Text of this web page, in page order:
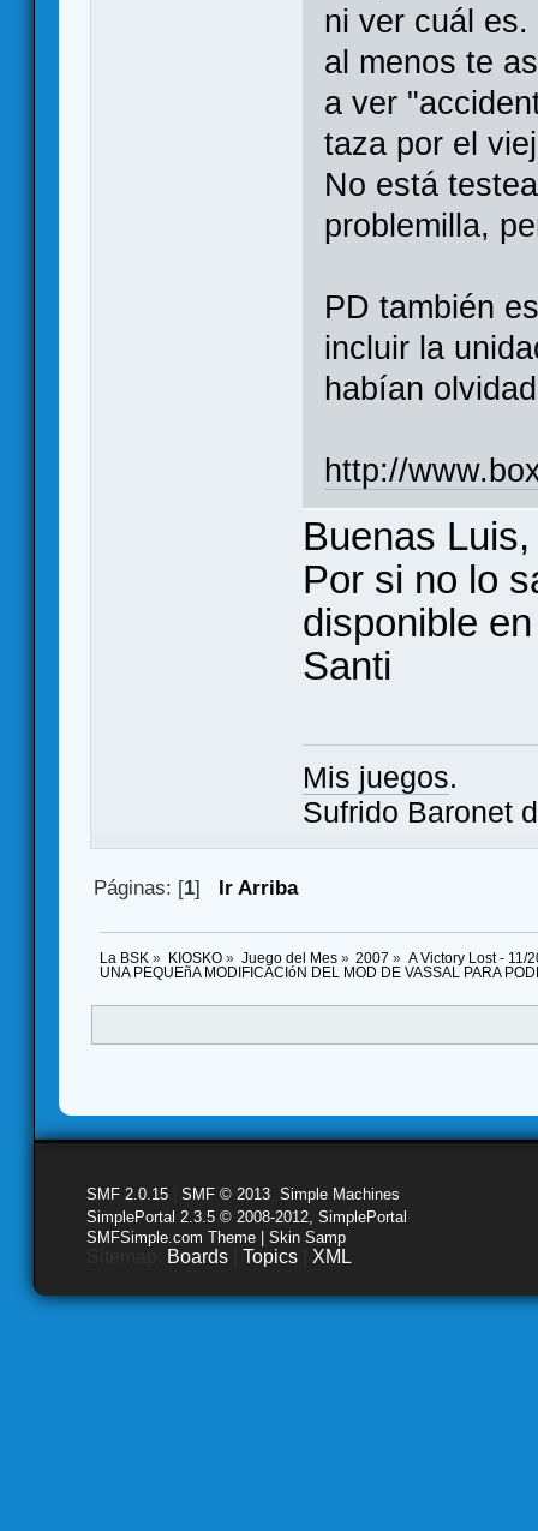
ni ver cuál
al menos te
a ver
taza por el
No está
problemilla,
PD también
incluir la
habían
http://
Buenas Luis,
Por si no lo
disponible
Santi
Mis juegos.
Sufrido Baronet
Páginas: [1] Ir Arriba
La BSK » KIOSKO» Juego del Mes» 2007 » A Victory Lost - 11/
UNA PEQUEñA MODIFICACIóN DEL MOD DE VASSAL PARA
SMF 2.0.15 SMF © 2013 Simple Machines
SimplePortal 2.3.5 © 2008-2012, SimplePortal
SMFSimple.com Theme | Skin Samp
Boards Topics XML